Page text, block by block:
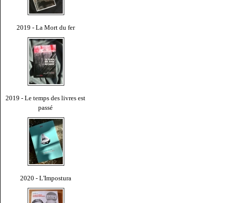
2019 - La Mort du fer
2019 - Le temps des livres est
passé
2020 - L'Impostura